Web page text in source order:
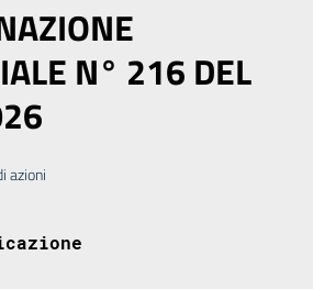
N° 216 DEL
azioni